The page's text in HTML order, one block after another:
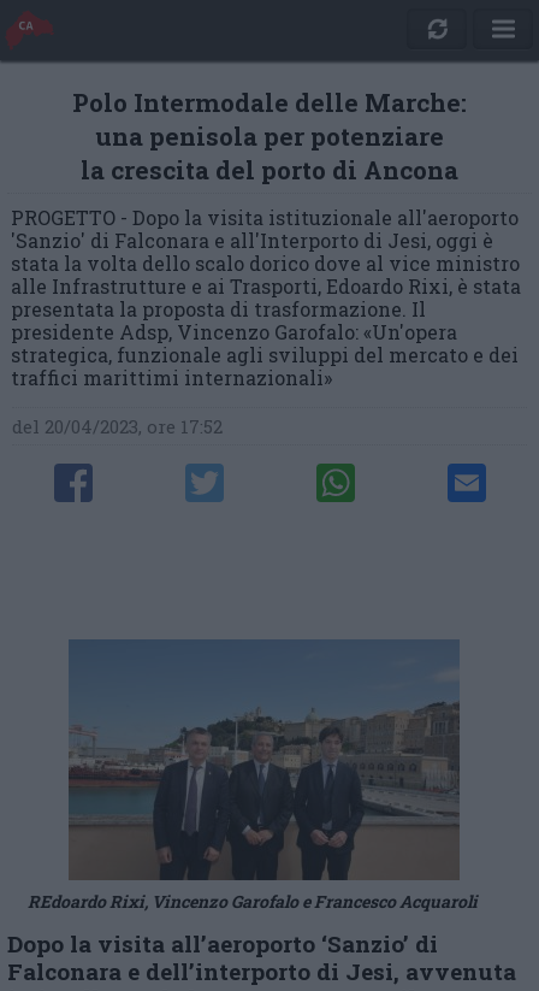
Polo Intermodale delle Marche:
una penisola per potenziare
la crescita del porto di Ancona
PROGETTO - Dopo la visita istituzionale all'aeroporto
'Sanzio' di Falconara e all'Interporto di Jesi, oggi è
stata la volta dello scalo dorico dove al vice ministro
alle Infrastrutture e ai Trasporti, Edoardo Rixi, è stata
presentata la proposta di trasformazione. Il
presidente Adsp, Vincenzo Garofalo: «Un'opera
strategica, funzionale agli sviluppi del mercato e dei
traffici marittimi internazionali»
del 20/04/2023, ore 17:52
REdoardo Rixi, Vincenzo Garofalo e Francesco Acquaroli
Dopo la visita all’aeroporto ‘Sanzio’ di
Falconara e dell’interporto di Jesi, avvenuta